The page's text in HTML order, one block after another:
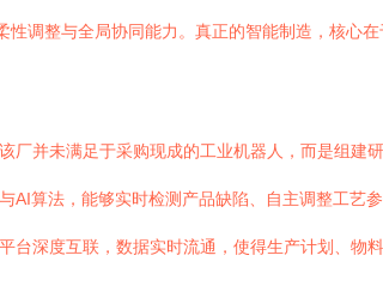
性调整与全局协同能力。真正的智能制造，核
厂并未满足于采购现成的工业机器人，而是组
AI算法，能够实时检测产品缺陷、自主调整工
深度互联，数据实时流通，使得生产计划、物